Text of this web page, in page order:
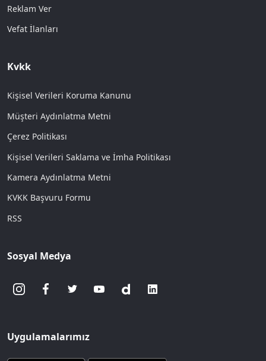
Reklam Ver
Vefat İlanları
Kvkk
Kişisel Verileri Koruma Kanunu
Müşteri Aydınlatma Metni
Çerez Politikası
Kişisel Verileri Saklama ve İmha Politikası
Kamera Aydınlatma Metni
KVKK Başvuru Formu
RSS
Sosyal Medya
Uygulamalarımız